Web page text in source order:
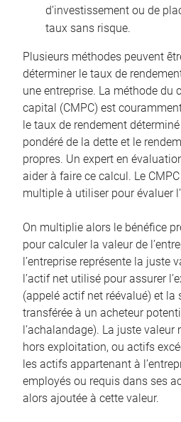
d’investissement ou de
taux sans risque.
Plusieurs méthodes peuvent
déterminer le taux de
une entreprise. La méthode du
capital (CMPC) est
le taux de rendement
pondéré de la dette et le
propres. Un expert en
aider à faire ce calcul. Le
multiple à utiliser pour évaluer
On multiplie alors le bénéfice
pour calculer la valeur de
l’entreprise représente la juste
l’actif net utilisé pour assurer
(appelé actif net réévalué) et la
transférée à un acheteur
l’achalandage). La juste
hors exploitation, ou actifs
les actifs appartenant à
employés ou requis dans ses
alors ajoutée à cette valeur.